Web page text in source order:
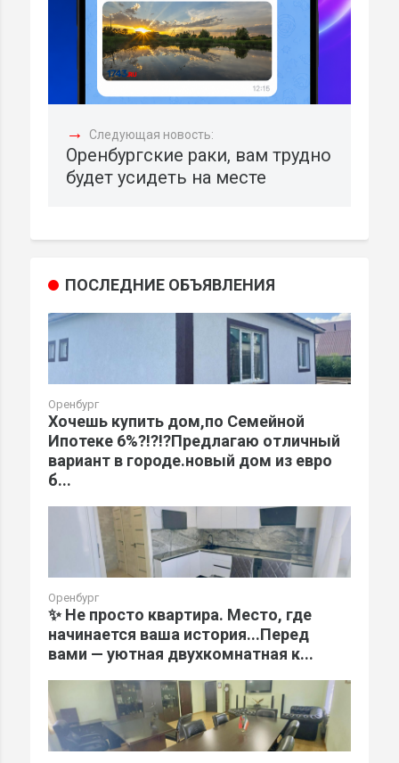
→ Следующая новость:
Оренбургские раки, вам трудно
будет усидеть на месте
ПОСЛЕДНИЕ ОБЪЯВЛЕНИЯ
Оренбург
Хочешь купить дом,по Семейной
Ипотеке 6%?!?!?Предлагаю отличный
вариант в городе.новый дом из евро
б...
Оренбург
✨ Не просто квартира. Место, где
начинается ваша история...Перед
вами — уютная двухкомнатная к...